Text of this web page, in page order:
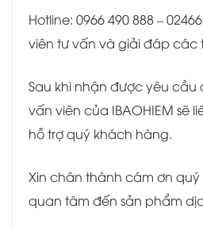
Hotline: 0966 490 888 –
viên tư vấn và giải đáp các
Sau khi nhận được yêu
vấn viên của IBAOHIEM sẽ
hỗ trợ quý khách hàng.
Xin chân thành cám ơn
quan tâm đến sản phẩm